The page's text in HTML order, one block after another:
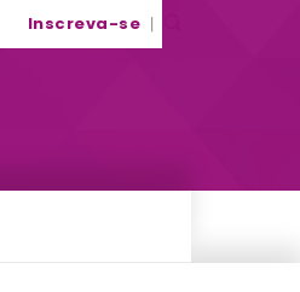
Inscreva-se